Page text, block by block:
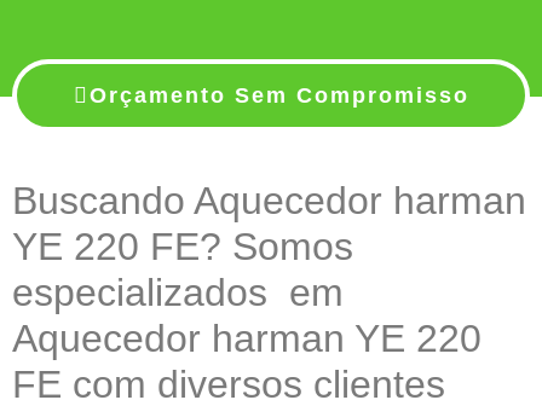
Orçamento Sem Compromisso
Buscando Aquecedor harman
YE 220 FE? Somos
especializados em
Aquecedor harman YE 220
FE com diversos clientes